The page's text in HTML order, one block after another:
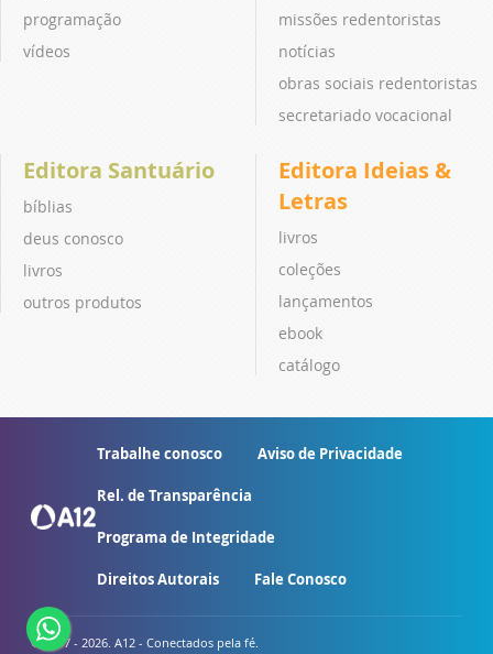
programação
vídeos
missões redentoristas
notícias
obras sociais redentoristas
secretariado vocacional
Editora Santuário
bíblias
deus conosco
livros
outros produtos
Editora Ideias &
Letras
livros
coleções
lançamentos
ebook
catálogo
Trabalhe conosco Aviso de Privacidade
Rel. de Transparência
Programa de Integridade
Direitos Autorais Fale Conosco
© 2007 - 2026. A12 - Conectados pela fé.